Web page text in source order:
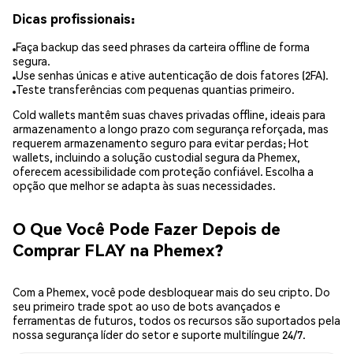
Dicas profissionais:
Faça backup das seed phrases da carteira offline de forma
segura.
Use senhas únicas e ative autenticação de dois fatores (2FA).
Teste transferências com pequenas quantias primeiro.
Cold wallets mantêm suas chaves privadas offline, ideais para
armazenamento a longo prazo com segurança reforçada, mas
requerem armazenamento seguro para evitar perdas; Hot
wallets, incluindo a solução custodial segura da Phemex,
oferecem acessibilidade com proteção confiável. Escolha a
opção que melhor se adapta às suas necessidades.
O Que Você Pode Fazer Depois de
Comprar FLAY na Phemex?
Com a Phemex, você pode desbloquear mais do seu cripto. Do
seu primeiro trade spot ao uso de bots avançados e
ferramentas de futuros, todos os recursos são suportados pela
nossa segurança líder do setor e suporte multilíngue 24/7.